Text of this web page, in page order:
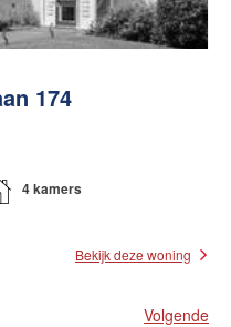
174
4 kamers
Bekijk deze woning
Volgende